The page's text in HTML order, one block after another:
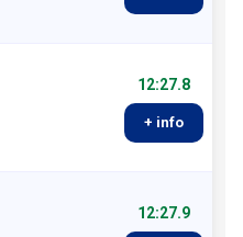
12:27.8
+ info
12:27.9